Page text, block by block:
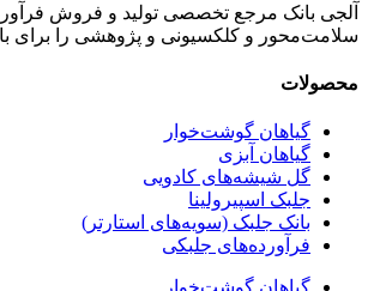
آلجی بانک مرجع تخصصی تولید و فروش
سلامت‌محور و کلکسیونی و پژوهشی را برای
محصولات
گیاهان گوشت‌خوار
گیاهان آبزی
گل شیشه‌های کادویی
جلبک اسپیرولینا
بانک جلبک (سویه‌های استارتر)
فرآورده‌های جلبکی